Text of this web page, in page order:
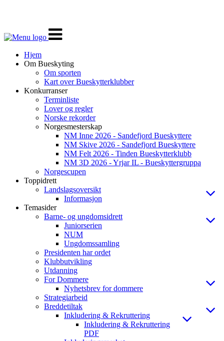
Veksle
navigasjon
Hjem
Om Bueskyting
Om sporten
Kart over Bueskytterklubber
Konkurranser
Terminliste
Lover og regler
Norske rekorder
Norgesmesterskap
NM Inne 2026 - Sandefjord Bueskyttere
NM Skive 2026 - Sandefjord Bueskyttere
NM Felt 2026 - Tinden Bueskytterklubb
NM 3D 2026 - Yrjar IL - Bueskyttergruppa
Norgescupen
Toppidrett
Landslagsoversikt
Informasjon
Temasider
Barne- og ungdomsidrett
Juniorserien
NUM
Ungdomssamling
Presidenten har ordet
Klubbutvikling
Utdanning
For Dommere
Nyhetsbrev for dommere
Strategiarbeid
Breddetiltak
Inkludering & Rekruttering
Inkludering & Rekruttering
PDF